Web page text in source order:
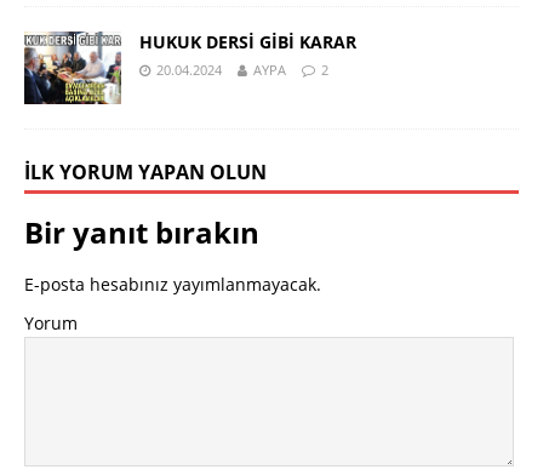
HUKUK DERSİ GİBİ KARAR
20.04.2024 AYPA 2
İLK YORUM YAPAN OLUN
Bir yanıt bırakın
E-posta hesabınız yayımlanmayacak.
Yorum